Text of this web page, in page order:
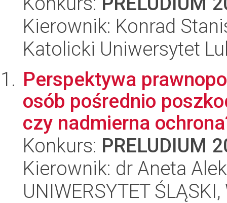
Kierownik: Konrad
Katolicki Uniwersytet
Perspektywa
osób pośrednio
czy nadmierna
Konkurs: PRELUDIUM
Kierownik: dr Aneta
UNIWERSYTET